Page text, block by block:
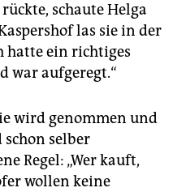
schaute Helga
las sie in der
hatte ein richtiges
war aufgeregt.“
wird genommen und
selber
Regel: „Wer kauft,
wollen keine